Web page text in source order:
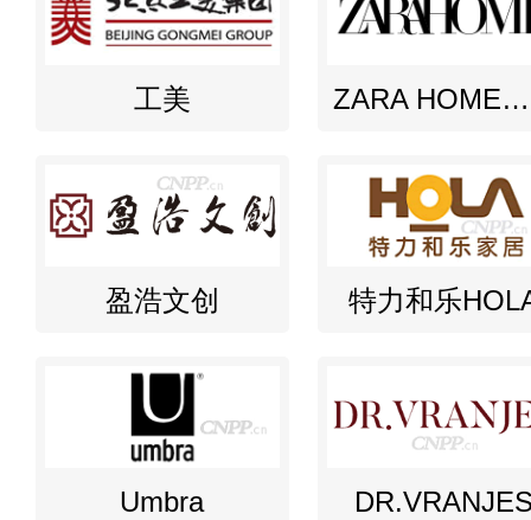
工美 ZARA HOME飒拉家居
盈浩文创 特力和乐
Umbra